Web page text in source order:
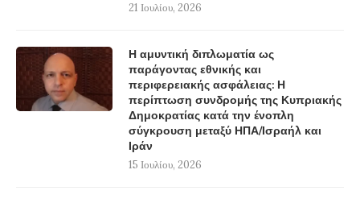
21 Ιουλίου, 2026
Η αμυντική διπλωματία ως
παράγοντας εθνικής και
περιφερειακής ασφάλειας: Η
περίπτωση συνδρομής της Κυπριακής
Δημοκρατίας κατά την ένοπλη
σύγκρουση μεταξύ ΗΠΑ/Ισραήλ και
Ιράν
15 Ιουλίου, 2026